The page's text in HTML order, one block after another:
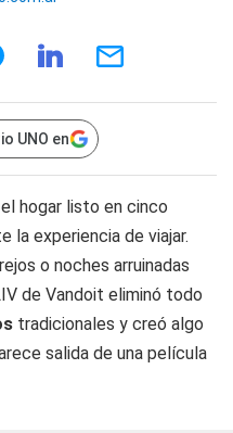
UNO en
hogar listo en cinco
la experiencia de viajar.
o noches arruinadas
de Vandoit eliminó todo
tradicionales y creó algo
salida de una película